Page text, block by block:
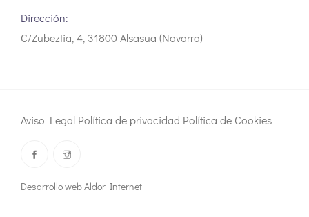
Dirección:
C/Zubeztia, 4, 31800 Alsasua (Navarra)
Aviso Legal Política de privacidad Política de Cookies
Desarrollo web Aldor Internet